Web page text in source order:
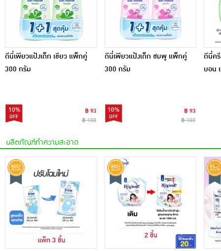
ดีนี่เพียวแป้งเด็ก เขียว แพ็กคู่
300 กรัม
10%
฿ 93
฿ 103
ดีนี่เพียวแป้งเด็ก ชมพู แพ็กคู่
300 กรัม
10%
฿ 93
฿ 103
ดีนี่ค
บอน
ผลิตภัณฑ์ทำความสะอาด